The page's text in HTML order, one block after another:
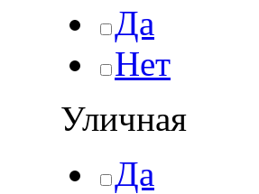
Да
Нет
Уличная
Да